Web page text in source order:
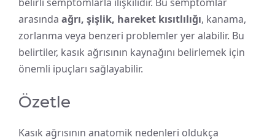
arasında ağrı, şişlik, hareket kısıtlılığı, kanama,
zorlanma veya benzeri problemler yer alabilir. Bu
belirtiler, kasık ağrısının kaynağını belirlemek için
önemli ipuçları sağlayabilir.
Özetle
Kasık ağrısının anatomik nedenleri oldukça